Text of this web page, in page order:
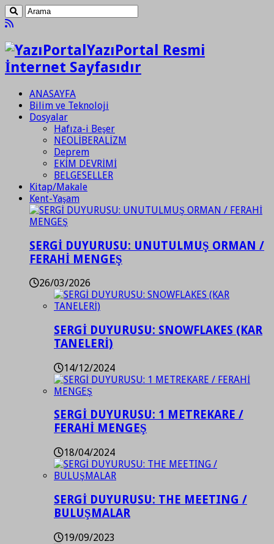
YazıPortal Resmi
İnternet Sayfasıdır
ANASAYFA
Bilim ve Teknoloji
Dosyalar
Hafıza-i Beşer
NEOLİBERALİZM
Deprem
EKİM DEVRİMİ
BELGESELLER
Kitap/Makale
Kent-Yaşam
SERGİ DUYURUSU: UNUTULMUŞ ORMAN /
FERAHİ MENGEŞ
26/03/2026
SERGİ DUYURUSU: SNOWFLAKES (KAR
TANELERİ)
14/12/2024
SERGİ DUYURUSU: 1 METREKARE /
FERAHİ MENGEŞ
18/04/2024
SERGİ DUYURUSU: THE MEETING /
BULUŞMALAR
19/09/2023